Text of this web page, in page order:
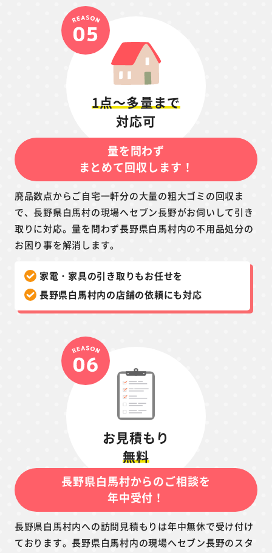
1点～多量まで
対応可
量を問わず
まとめて回収します！
廃品数点からご自宅一軒分の大量の粗大ゴミの回収ま
で、長野県白馬村の現場へセブン長野がお伺いして引き
取りに対応。量を問わず長野県白馬村内の不用品処分の
お困り事を解消します。
家電・家具の引き取りもお任せを
長野県白馬村内の店舗の依頼にも対応
お見積もり
無料
長野県白馬村からのご相談を
年中受付！
長野県白馬村内への訪問見積もりは年中無休で受け付け
ております。長野県白馬村内の現場へセブン長野のスタ